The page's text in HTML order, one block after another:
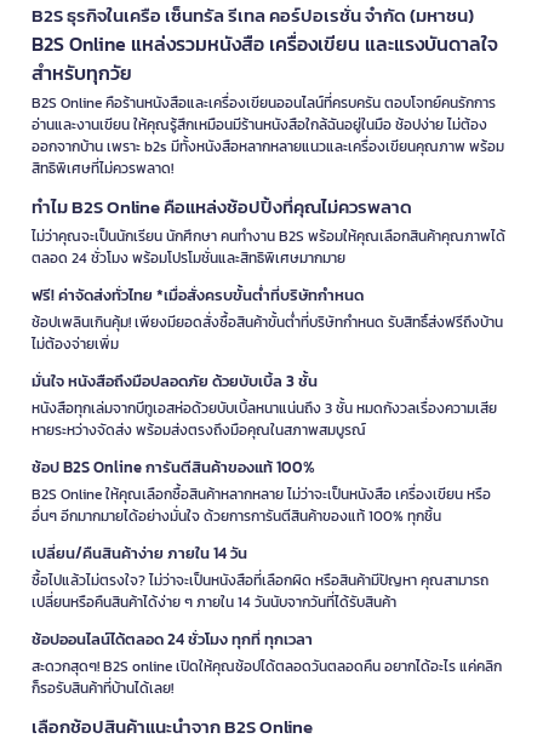
B2S ธุรกิจในเครือ เซ็นทรัล รีเทล คอร์ปอเรชั่น จำกัด (มหาชน)
B2S Online แหล่งรวมหนังสือ เครื่องเขียน และแรงบันดาลใจ
สำหรับทุกวัย
B2S Online คือร้านหนังสือและเครื่องเขียนออนไลน์ที่ครบครัน ตอบโจทย์คนรักการ
อ่านและงานเขียน ให้คุณรู้สึกเหมือนมีร้านหนังสือใกล้ฉันอยู่ในมือ ช้อปง่าย ไม่ต้อง
ออกจากบ้าน เพราะ b2s มีทั้งหนังสือหลากหลายแนวและเครื่องเขียนคุณภาพ พร้อม
สิทธิพิเศษที่ไม่ควรพลาด!
ทำไม B2S Online คือแหล่งช้อปปิ้งที่คุณไม่ควรพลาด
ไม่ว่าคุณจะเป็นนักเรียน นักศึกษา คนทำงาน B2S พร้อมให้คุณเลือกสินค้าคุณภาพได้
ตลอด 24 ชั่วโมง พร้อมโปรโมชั่นและสิทธิพิเศษมากมาย
ฟรี! ค่าจัดส่งทั่วไทย *เมื่อสั่งครบขั้นต่ำที่บริษัทกำหนด
ช้อปเพลินเกินคุ้ม! เพียงมียอดสั่งซื้อสินค้าขั้นต่ำที่บริษัทกำหนด รับสิทธิ์ส่งฟรีถึงบ้าน
ไม่ต้องจ่ายเพิ่ม
มั่นใจ หนังสือถึงมือปลอดภัย ด้วยบับเบิ้ล 3 ชั้น
หนังสือทุกเล่มจากบีทูเอสห่อด้วยบับเบิ้ลหนาแน่นถึง 3 ชั้น หมดกังวลเรื่องความเสีย
หายระหว่างจัดส่ง พร้อมส่งตรงถึงมือคุณในสภาพสมบูรณ์
ช้อป B2S Online การันตีสินค้าของแท้ 100%
B2S Online ให้คุณเลือกซื้อสินค้าหลากหลาย ไม่ว่าจะเป็นหนังสือ เครื่องเขียน หรือ
อื่นๆ อีกมากมายได้อย่างมั่นใจ ด้วยการการันตีสินค้าของแท้ 100% ทุกชิ้น
เปลี่ยน/คืนสินค้าง่าย ภายใน 14 วัน
ซื้อไปแล้วไม่ตรงใจ? ไม่ว่าจะเป็นหนังสือที่เลือกผิด หรือสินค้ามีปัญหา คุณสามารถ
เปลี่ยนหรือคืนสินค้าได้ง่าย ๆ ภายใน 14 วันนับจากวันที่ได้รับสินค้า
ช้อปออนไลน์ได้ตลอด 24 ชั่วโมง ทุกที่ ทุกเวลา
สะดวกสุดๆ! B2S online เปิดให้คุณช้อปได้ตลอดวันตลอดคืน อยากได้อะไร แค่คลิก
ก็รอรับสินค้าที่บ้านได้เลย!
เลือกช้อปสินค้าแนะนำจาก B2S Online